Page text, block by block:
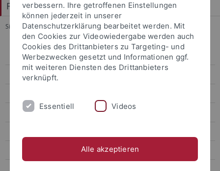
Fachbereich Chemie
Sie sind hier: Startseite ... FAQ zum Studium
Arbeitskreis
Forschung
Projekte
verbessern. Ihre getroffenen Einstellungen
können jederzeit in unserer
Datenschutzerklärung bearbeitet werden. Mit
den Cookies zur Videowiedergabe werden auch
Cookies des Drittanbieters zu Targeting- und
Werbezwecken gesetzt und Informationen ggf.
mit weiteren Diensten des Drittanbieters
verknüpft.
Essentiell Videos
Alle akzeptieren